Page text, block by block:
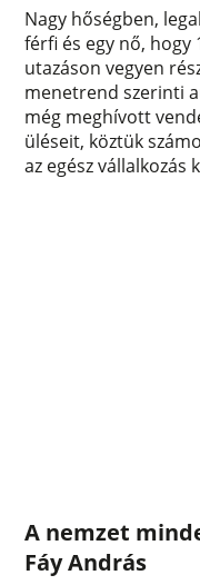
Nagy hőségben,
férfi és egy nő,
utazáson vegyen
menetrend szerinti
még meghívott
üléseit, köztük
az egész vállalkozás
A nemzet
Fáy András